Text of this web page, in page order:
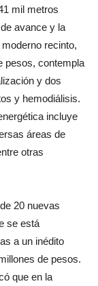
mil metros
avance y la
recinto,
pesos, contempla
y dos
y hemodiálisis.
incluye
áreas de
otras
20 nuevas
se está
a un inédito
de pesos.
que en la